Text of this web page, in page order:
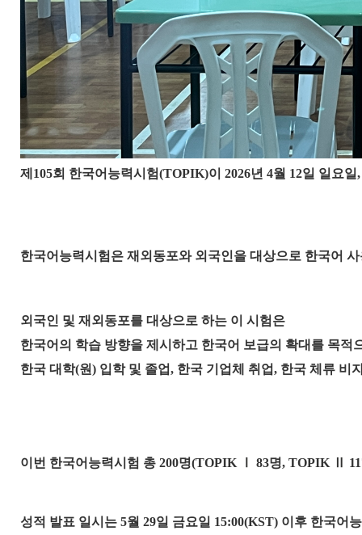
제105회 한국어능력시험(TOPIK)이 2026년 4월 12일 일요
한국어능력시험은 재외동포와 외국인을 대상으로 한국어
외국인 및 재외동포를 대상으로 하는 이 시험은
한국어의 학습 방향을 제시하고 한국어 보급의 확대를 목적
한국 대학(원) 입학 및 졸업, 한국 기업체 취업, 한국 체류 비
이번 한국어능력시험 총 200명(TOPIK 83명, TOPIK
성적 발표 일시는 5월 29일 금요일 15:00(KST) 이후 한국